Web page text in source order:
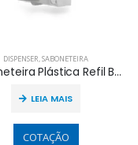
DISPENSER,SABONETEIRA
Saboneteira Plástica Refil Branco/ Velado
LEIA MAIS
COTAÇÃO